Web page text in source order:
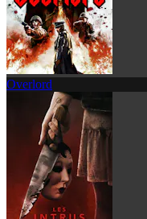
Overlord